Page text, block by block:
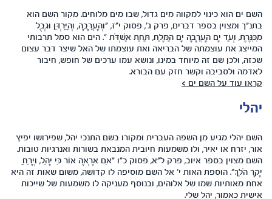
השם ים הוא כינוי למקווה מים גדול, שבו מים מלוחים. מקור השם הוא
בתנ"ך ומצוין בספר דברים, פרק ג', פסוק י"ז, "וְהָעֲרָבָה, וְהַיַּרְדֵּן וּגְבֻל
מִכִּנֶּרֶת, וְעַד יָם הָעֲרָבָה יָם הַמֶּלַח, תַּחַת אַשְׁדֹּת ". הים הוא סמל תרבותי
המייצג את עוצמתה של הבריאה ואת עוצמתו של האל שיצר דבר עצום
שכזה, ולכן שם זה מיוחד במינו, ונושא עמו ערכים של חופש, חיבור
לאדמה ולסביבה וקשר חזק עם הבורא.
קראו עוד על השם ים >
יהלי
השם יהלי מגיע מן השפה העברית ומקורו בשם התנכי יהל, שפירושו יפיץ
אור, יזרח או יאיר, ולו משמעות חיובית המנבאת בשורות ואנרגיות טובות.
השם מצוין בספר איוב, פרק ל"א, פסוק כ"ו "אִם אֶרְאֶה אוֹר כִּי יָהֵל, וְיָרֵחַ
יָקָר הֹלֵךְ". הוספת האות י' אל השם מוסיפה לו קדושה, משום שאות זה היא
אחת מאותיות שמו של אלוהים, ובנוסף מעניקה לו משמעות של שייכות
אישית כאמור, יהל שלי.